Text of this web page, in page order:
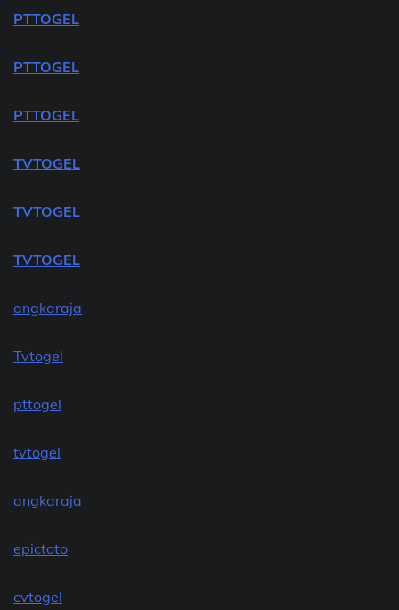
PTTOGEL
PTTOGEL
PTTOGEL
TVTOGEL
TVTOGEL
TVTOGEL
angkaraja
Tvtogel
pttogel
tvtogel
angkaraja
epictoto
cvtogel